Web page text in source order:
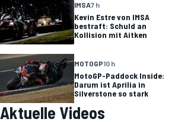
IMSA7 h
Kevin Estre von IMSA
bestraft: Schuld an
Kollision mit Aitken
MOTOGP10 h
MotoGP-Paddock Inside:
Darum ist Aprilia in
Silverstone so stark
Aktuelle Videos